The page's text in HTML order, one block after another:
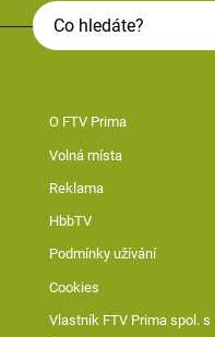
O FTV Prima
Volná místa
Reklama
HbbTV
Podmínky užívání
Cookies
Vlastník FTV Prima spol. s